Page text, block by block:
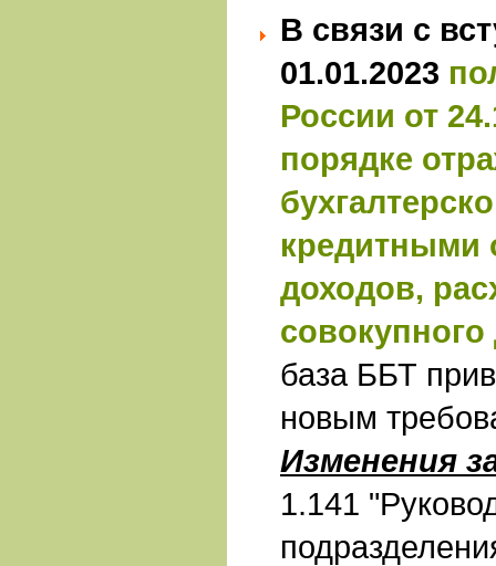
В связи с
01.01.2023
России от
порядке
кредитными
доходов,
база ББТ
новым
Изменения
1.141